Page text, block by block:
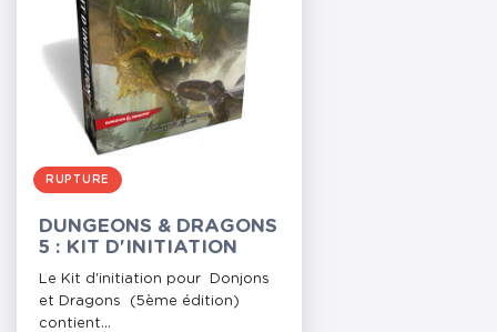
RUPTURE
DUNGEONS & DRAGONS
5 : KIT D'INITIATION
Le Kit d'initiation pour Donjons
et Dragons (5ème édition)
contient...